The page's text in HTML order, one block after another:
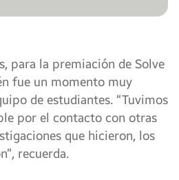
para la premiación de Solve
fue un momento muy
de estudiantes. “Tuvimos
por el contacto con otras
que hicieron, los
recuerda.